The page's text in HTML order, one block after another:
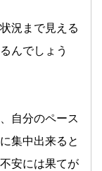
況まで見える
んでしょう
自分のペース
集中出来ると
安には果てが